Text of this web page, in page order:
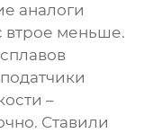
аналоги
втрое меньше.
–
Ставили